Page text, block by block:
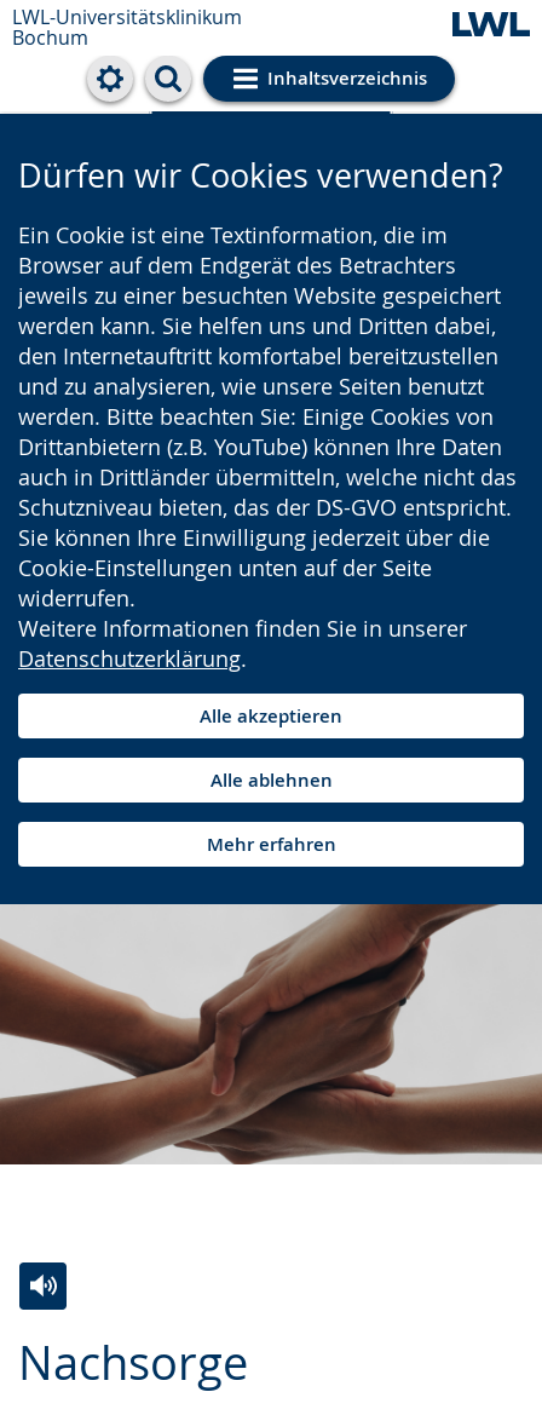
LWL-Universitätsklinikum
Bochum
Inhaltsverzeichnis
Cookie-Einstellungen
Dürfen wir Cookies verwenden?
Ein Cookie ist eine Textinformation, die im
Browser auf dem Endgerät des Betrachters
jeweils zu einer besuchten Website gespeichert
werden kann. Sie helfen uns und Dritten dabei,
den Internetauftritt komfortabel bereitzustellen
und zu analysieren, wie unsere Seiten benutzt
werden. Bitte beachten Sie: Einige Cookies von
Drittanbietern (z.B. YouTube) können Ihre Daten
auch in Drittländer übermitteln, welche nicht das
Schutzniveau bieten, das der DS-GVO entspricht.
Sie können Ihre Einwilligung jederzeit über die
Cookie-Einstellungen unten auf der Seite
widerrufen.
Weitere Informationen finden Sie in unserer
Datenschutzerklärung.
Alle akzeptieren
Alle ablehnen
Mehr erfahren
Nachsorge
Leichten
Audio-
Video